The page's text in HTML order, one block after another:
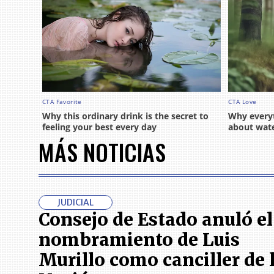
MÁS NOTICIAS
JUDICIAL
Consejo de Estado anuló el
nombramiento de Luis
Murillo como canciller de